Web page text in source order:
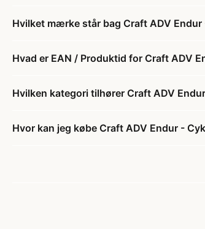
Hvilket mærke står bag Craft ADV
Hvad er EAN / Produktid for Craft ADV
Hvilken kategori tilhører Craft ADV
Hvor kan jeg købe Craft ADV Endur -